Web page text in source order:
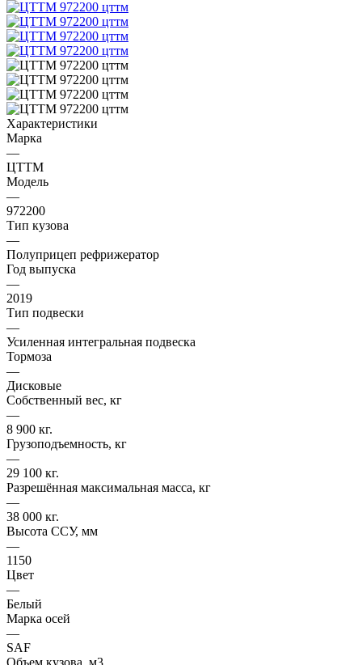
Характеристики
Марка
—
ЦТТМ
Модель
—
972200
Тип кузова
—
Полуприцеп рефрижератор
Год выпуска
—
2019
Тип подвески
—
Усиленная интегральная подвеска
Тормоза
—
Дисковые
Собственный вес, кг
—
8 900 кг.
Грузоподъемность, кг
—
29 100 кг.
Разрешённая максимальная масса, кг
—
38 000 кг.
Высота ССУ, мм
—
1150
Цвет
—
Белый
Марка осей
—
SAF
Объем кузова, м3